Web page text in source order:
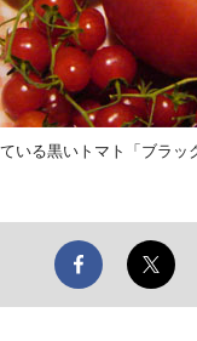
いる黒いトマト「ブラ